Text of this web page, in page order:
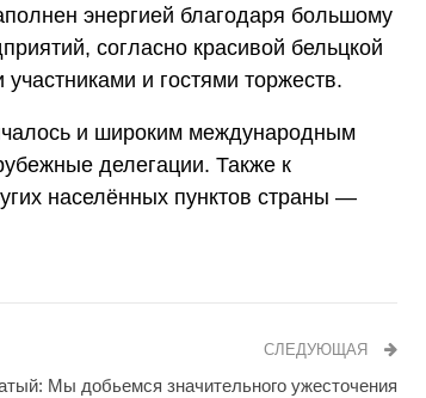
энергией благодаря большому
согласно красивой бельцкой
и гостями торжеств.
и широким международным
делегации. Также к
населённых пунктов страны —
СЛЕДУЮЩАЯ
Мы добьемся значительного ужесточения